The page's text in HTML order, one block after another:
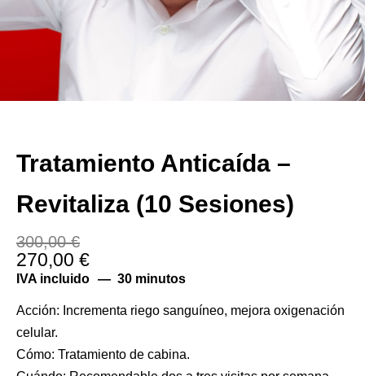
Tratamiento Anticaída –
Revitaliza (10 Sesiones)
300,00€
El
precio
original
300,00 €.
270,00 €
El
precio
actual
270,00 €.
IVA incluido 30 minutos
Acción: Incrementa riego sanguíneo, mejora oxigenación
celular.
Cómo: Tratamiento de cabina.